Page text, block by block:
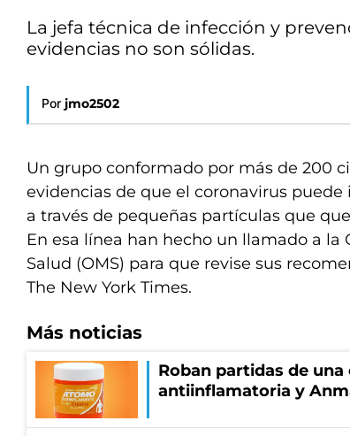
La jefa técnica de infección y
evidencias no son sólidas.
Por jmo2502
Un grupo conformado por más de 200
evidencias de que el coronavirus
a través de pequeñas partículas que
En esa línea han hecho un llamado a la
Salud (OMS) para que revise sus
The New York Times.
Más noticias
Roban partidas de
antiinflamatoria y